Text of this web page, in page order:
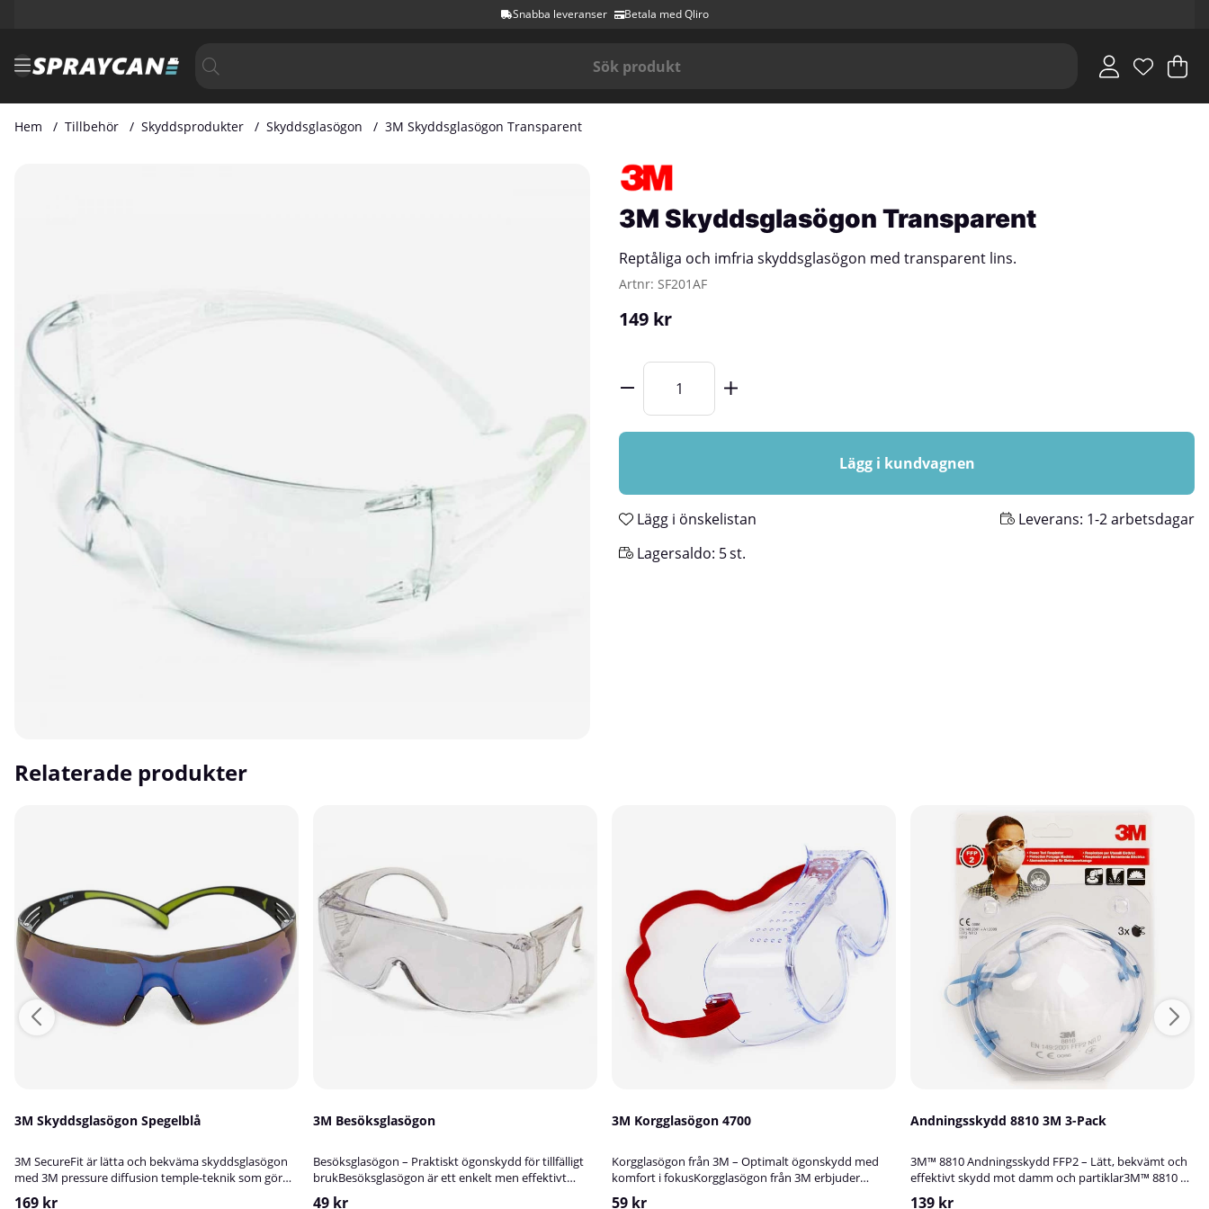
Snabba leveranser Betala med Qliro
.
Hem Tillbehör Skyddsprodukter Skyddsglasögon 3M Skyddsglasögon Transparent
3M Skyddsglasögon Transparent
Reptåliga och imfria skyddsglasögon med transparent lins.
Artnr: SF201AF
149 kr
Lägg i kundvagnen
Lägg i önskelistan Leverans: 1-2 arbetsdagar
Lagersaldo: 5st.
Relaterade produkter
3M Skyddsglasögon Spegelblå
3M SecureFit är lätta och bekväma skyddsglasögon
med 3M pressure diffusion temple-teknik som gör
att de naturligt kan anpassas till individens
169 kr
3M Besöksglasögon
Besöksglasögon – Praktiskt ögonskydd för tillfälligt
brukBesöksglasögon är ett enkelt men effektivt
alternativ när tillfälligt ögonskydd krävs. De är särskilt
49 kr
3M Korgglasögon 4700
Korgglasögon från 3M – Optimalt ögonskydd med
komfort i fokusKorgglasögon från 3M erbjuder
pålitligt och bekvämt ögonskydd i arbetsmiljöer där
59 kr
Andningsskydd 8810 3M 3-Pack
3M™ 8810 Andningsskydd FFP2 – Lätt, bekvämt och
effektivt skydd mot damm och partiklar3M™ 8810 är
ett klassiskt koppformat andningsskydd som ger ett
139 kr